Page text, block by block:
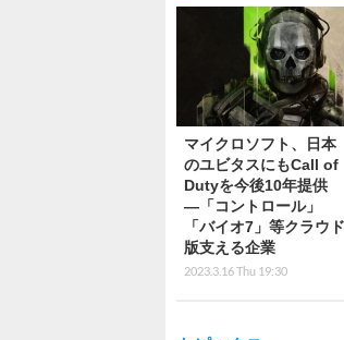
マイクロソフト、日本
のユビタスにもCall of
Dutyを今後10年提供
―「コントロール」
「バイオ7」等クラウド
版支える企業
2023.3.16 Thu 19:30